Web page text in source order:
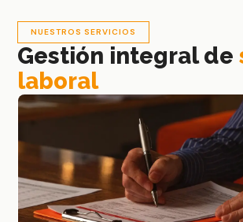
NUESTROS SERVICIOS
Gestión integral de
laboral